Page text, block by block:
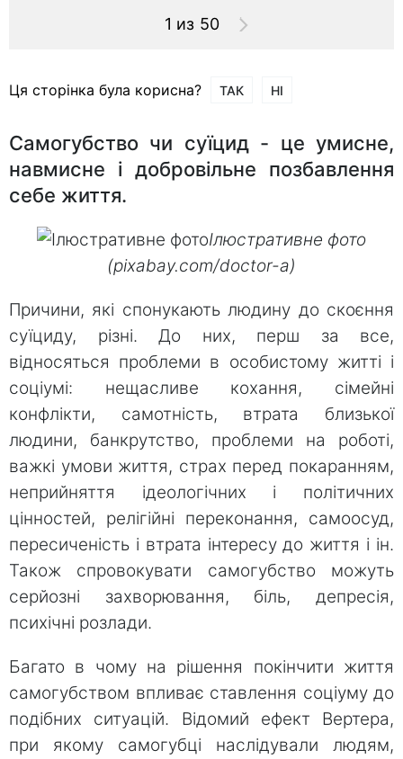
1 из 50
Ця сторінка була корисна? ТАК НІ
Самогубство чи суїцид - це умисне,
навмисне і добровільне позбавлення
себе життя.
Ілюстративне фото
(pixabay.com/doctor-a)
Причини, які спонукають людину до скоєння
суїциду, різні. До них, перш за все,
відносяться проблеми в особистому житті і
соціумі: нещасливе кохання, сімейні
конфлікти, самотність, втрата близької
людини, банкрутство, проблеми на роботі,
важкі умови життя, страх перед покаранням,
неприйняття ідеологічних і політичних
цінностей, релігійні переконання, самоосуд,
пересиченість і втрата інтересу до життя і ін.
Також спровокувати самогубство можуть
серйозні захворювання, біль, депресія,
психічні розлади.
Багато в чому на рішення покінчити життя
самогубством впливає ставлення соціуму до
подібних ситуацій. Відомий ефект Вертера,
при якому самогубці наслідували людям,